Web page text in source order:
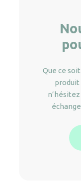
Que ce
produit